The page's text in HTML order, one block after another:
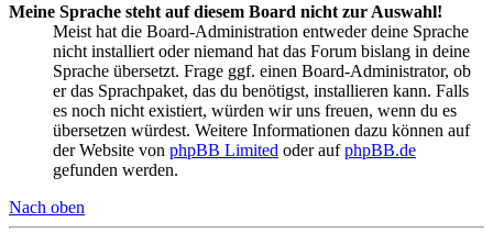
Meine Sprache steht auf diesem Board nicht zur Auswahl!
Meist hat die Board-Administration entweder deine Sprache
nicht installiert oder niemand hat das Forum bislang in deine
Sprache übersetzt. Frage ggf. einen Board-Administrator, ob
er das Sprachpaket, das du benötigst, installieren kann. Falls
es noch nicht existiert, würden wir uns freuen, wenn du es
übersetzen würdest. Weitere Informationen dazu können auf
der Website von phpBB Limited oder aufphpBB.de
gefunden werden.
Nach oben